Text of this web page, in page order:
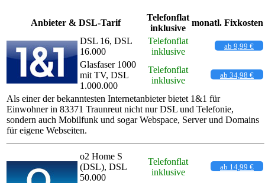
Anbieter & DSL-Tarif
Telefonflat
inklusive
monatl. Fixkosten
DSL 16, DSL
16.000
Telefonflat
inklusive
ab 9,99 €
Glasfaser 1000
mit TV, DSL
1.000.000
Telefonflat
inklusive
ab 34,98 €
Als einer der bekanntesten Internetanbieter bietet 1&1 für
Einwohner in 83371 Traunreut nicht nur DSL und Telefonie,
sondern auch Mobilfunk und sogar Webspace, Server und Domains
für eigene Webseiten.
o2 Home S
(DSL), DSL
50.000
Telefonflat
inklusive
ab 14,99 €